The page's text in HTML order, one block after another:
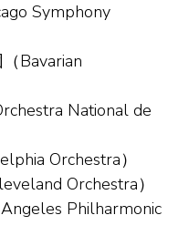
Symphony
Bavarian
National de
Orchestra）
Orchestra）
Philharmonic